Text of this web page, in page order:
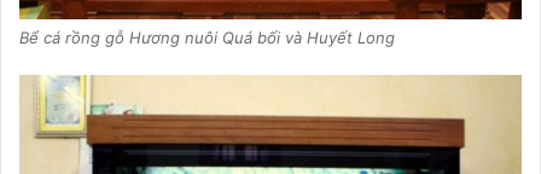
Bể cá rồng gỗ Hương nuôi Quá bối và Huyết Long